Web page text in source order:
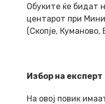
Обуките ќе бидат
центарот при
(Скопје,
Избор на експерт
На овој повик